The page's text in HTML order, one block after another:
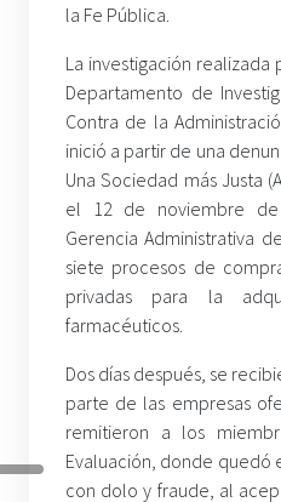
la Fe Pública.
La investigación realizada
Departamento de
Contra de la
inició a partir de una
Una Sociedad más Justa
el 12 de noviembre
Gerencia Administrativa
siete procesos de
privadas para la
farmacéuticos.
Dos días después, se
parte de las empresas
remitieron a los
Evaluación, donde quedó
con dolo y fraude, al